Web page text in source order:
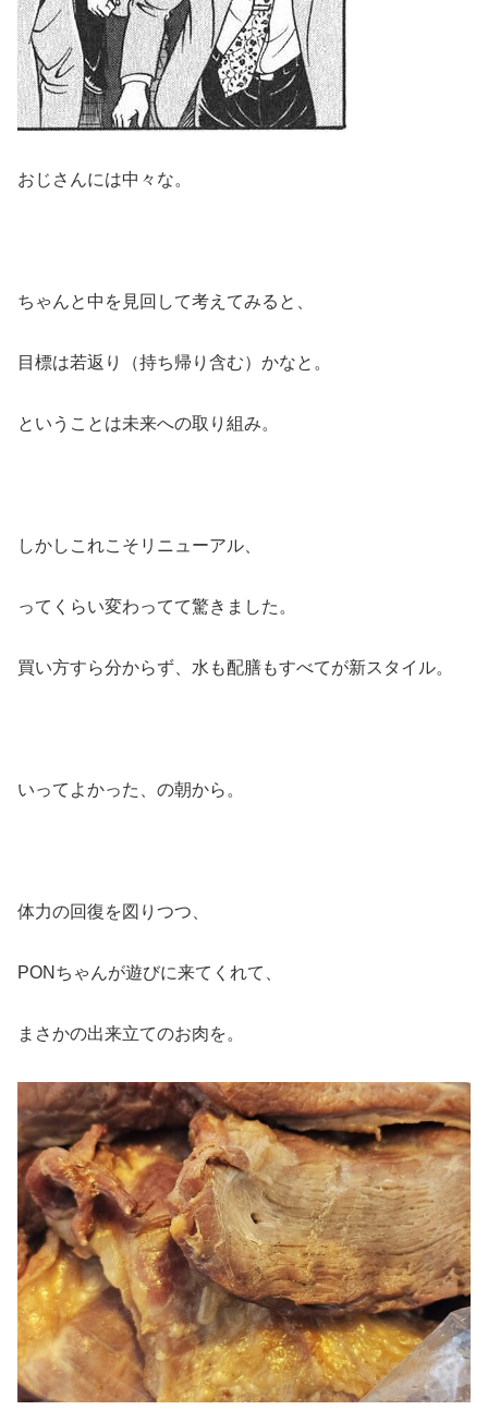
おじさんには中々な。
ちゃんと中を見回して考えてみると、
目標は若返り（持ち帰り含む）かなと。
ということは未来への取り組み。
しかしこれこそリニューアル、
ってくらい変わってて驚きました。
買い方すら分からず、水も配膳もすべてが新スタイル。
いってよかった、の朝から。
体力の回復を図りつつ、
PONちゃんが遊びに来てくれて、
まさかの出来立てのお肉を。